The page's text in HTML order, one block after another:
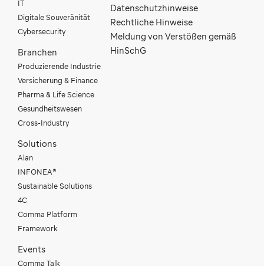
IT
Digitale Souveränität
Cybersecurity
Branchen
Produzierende Industrie
Versicherung & Finance
Pharma & Life Science
Gesundheitswesen
Cross-Industry
Solutions
Alan
INFONEA®
Sustainable Solutions
4C
Comma Platform
Framework
Events
Comma Talk
Datenschutzhinweise
Rechtliche Hinweise
Meldung von Verstößen gemäß
HinSchG